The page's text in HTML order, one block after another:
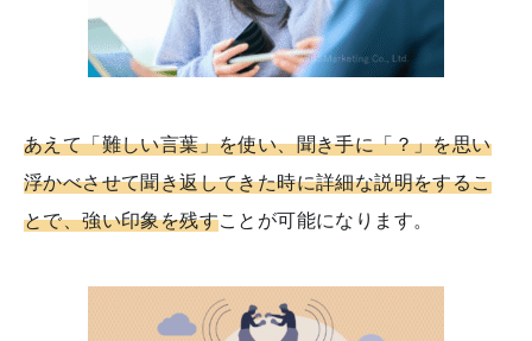
あえて「難しい言葉」を使い、聞き手に「？」を思い
浮かべさせて聞き返してきた時に詳細な説明をするこ
とで、強い印象を残すことが可能になります。